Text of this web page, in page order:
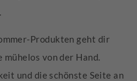
Produkten geht dir
von der Hand.
und die schönste Seite an